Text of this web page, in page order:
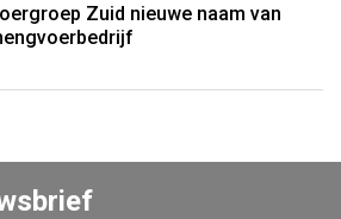
Zuid nieuwe naam van